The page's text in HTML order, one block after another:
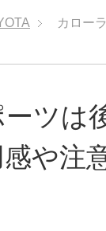
カロー
ツは
や注